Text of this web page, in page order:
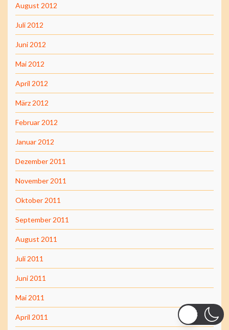
August 2012
Juli 2012
Juni 2012
Mai 2012
April 2012
März 2012
Februar 2012
Januar 2012
Dezember 2011
November 2011
Oktober 2011
September 2011
August 2011
Juli 2011
Juni 2011
Mai 2011
April 2011